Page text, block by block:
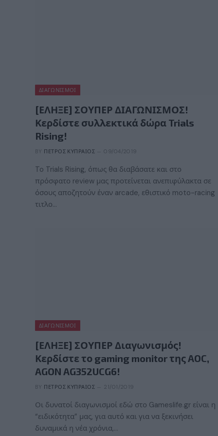
ΔΙΑΓΩΝΙΣΜΟΊ
[ΕΛΗΞΕ] ΣΟΥΠΕΡ ΔΙΑΓΩΝΙΣΜΟΣ!
Κερδίστε συλλεκτικά δώρα Trials
Rising!
BY ΠΈΤΡΟΣ ΚΥΠΡΑΊΟΣ 09/04/2019
To Trials Rising, όπως θα διαβάσατε και στο
πρόσφατο review μας προτείνεται ανεπιφύλακτα σε
όσους αποζητούν έναν arcade, εθιστικό moto-racing
τιτλο…
ΔΙΑΓΩΝΙΣΜΟΊ
[ΕΛΗΞΕ] ΣΟΥΠΕΡ Διαγωνισμός!
Κερδίστε το gaming monitor της AOC,
AGON AG352UCG6!
BY ΠΈΤΡΟΣ ΚΥΠΡΑΊΟΣ 21/01/2019
Οι δυνατοί διαγωνισμοί εδώ στο Gameslife.gr είναι η
“ειδικότητα” μας, για αυτό και για να ξεκινήσει
δυναμικά η νέα χρόνια,…